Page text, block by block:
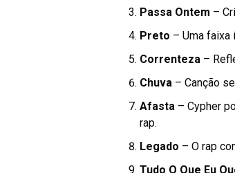
Passa Ontem –
Preto – Uma faixa
Correnteza –
Chuva – Canção
Afasta – Cypher
rap.
Legado – O rap
Tudo O Que Eu